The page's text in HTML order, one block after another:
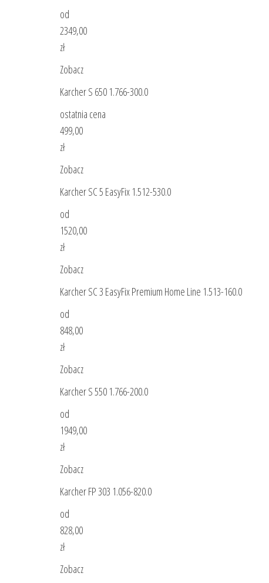
od
2349,00
zł
Zobacz
Karcher S 650 1.766-300.0
ostatnia cena
499,00
zł
Zobacz
Karcher SC 5 EasyFix 1.512-530.0
od
1520,00
zł
Zobacz
Karcher SC 3 EasyFix Premium Home Line 1.513-160.0
od
848,00
zł
Zobacz
Karcher S 550 1.766-200.0
od
1949,00
zł
Zobacz
Karcher FP 303 1.056-820.0
od
828,00
zł
Zobacz